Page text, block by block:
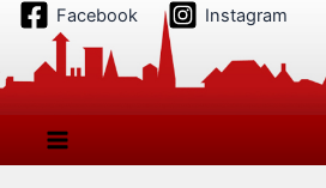
Facebook Instagram